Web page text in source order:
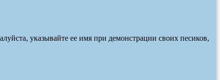
указывайте ее имя при демонстрации своих песиков,